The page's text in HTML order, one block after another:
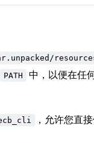
PATH
中，以便在任
，允许您直